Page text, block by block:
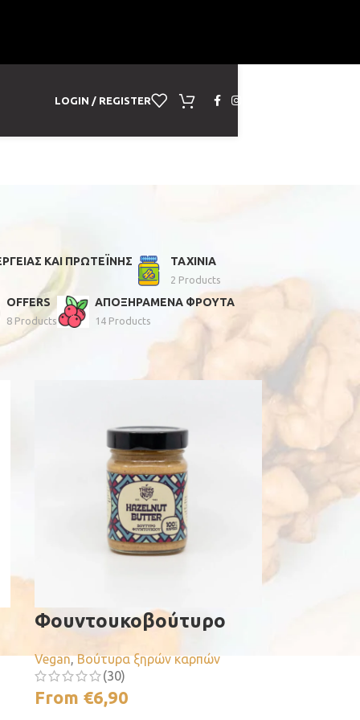
LOGIN / REGISTER
ΚΑΙ ΠΡΩΤΕΪΝΗΣ ΤΑΧΙΝΙΑ
2 Products
OFFERS
8 Products
ΑΠΟΞΗΡΑΜΕΝΑ ΦΡΟΥΤΑ
14 Products
Φουντουκοβούτυρο
Vegan, Βούτυρα ξηρών καρπών
(30)
From €6,90